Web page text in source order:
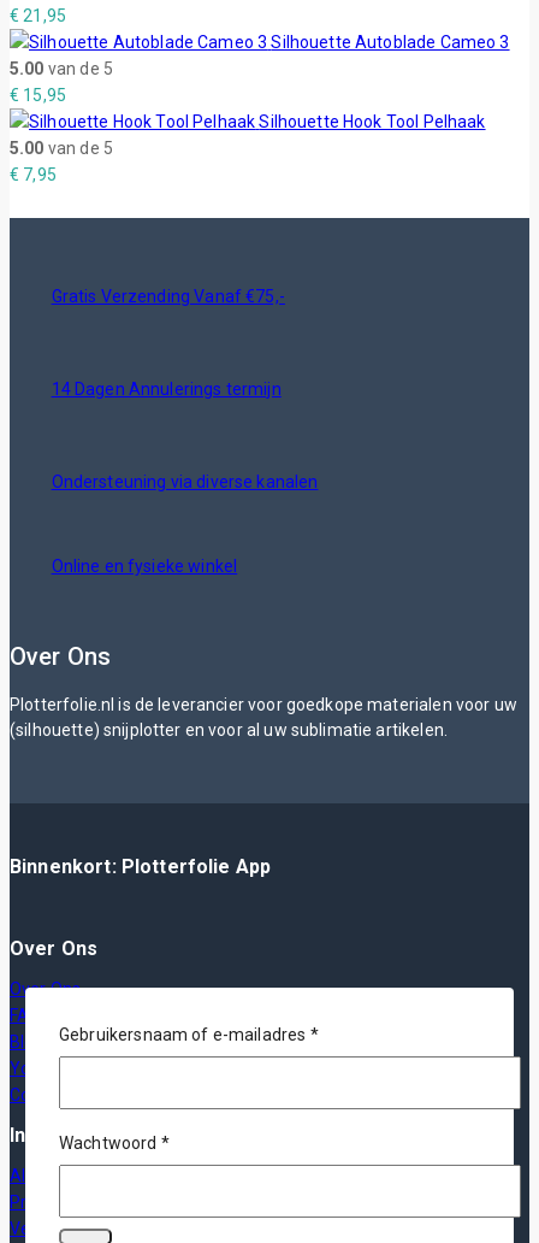
€ 21,95
Silhouette Autoblade Cameo 3
5.00 van de 5
€ 15,95
Silhouette Hook Tool Pelhaak
5.00 van de 5
€ 7,95
Gratis Verzending Vanaf €75,-
14 Dagen Annulerings termijn
Ondersteuning via diverse kanalen
Online en fysieke winkel
Over Ons
Plotterfolie.nl is de leverancier voor goedkope materialen voor uw
(silhouette) snijplotter en voor al uw sublimatie artikelen.
Binnenkort: Plotterfolie App
Over Ons
Over Ons
FAQ
Blog
YouTube
Contact
Informatie
Algemene Voorwaarden
Privacy Policy
Verzending
Gebruikersnaam of e-mailadres *Vereist
Wachtwoord *Vereist